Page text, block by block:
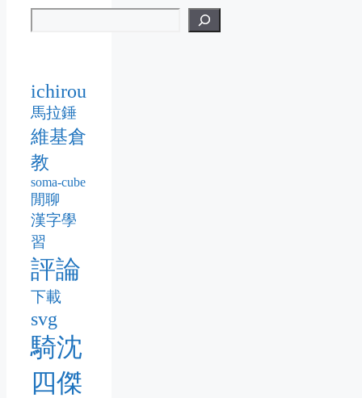
ichirou
馬拉錘
維基倉
教
soma-cube
閒聊
漢字學
習
評論
下載
svg
騎沈
四傑